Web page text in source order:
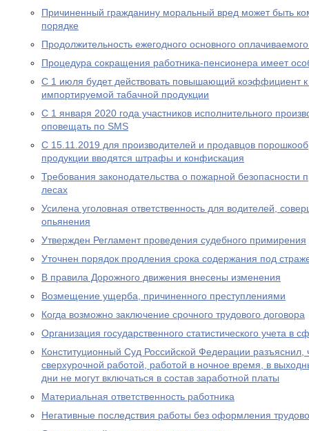
Причиненный гражданину моральный вред может быть
порядке
Продолжительность ежегодного основного оплачиваемого
Процедура сокращения работника-пенсионера имеет
С 1 июля будет действовать повышающий коэффициент
импортируемой табачной продукции
С 1 января 2020 года участников исполнительного
оповещать по SMS
С 15.11.2019 для производителей и продавцов
продукции вводятся штрафы и конфискация
Требования законодательства о пожарной безопасности
лесах
Усилена уголовная ответственность для водителей,
опьянения
Утвержден Регламент проведения судебного примирения
Уточнен порядок продления срока содержания под
В правила Дорожного движения внесены изменения
Возмещение ущерба, причиненного преступлениями
Когда возможно заключение срочного трудового договора
Организация государственного статистического учета в
Конституционный Суд Российской Федерации разъяснил,
сверхурочной работой, работой в ночное время, в
дни не могут включаться в состав заработной платы
Материальная ответственность работника
Негативные последствия работы без оформления